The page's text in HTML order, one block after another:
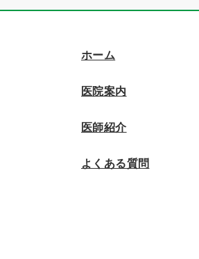
ホーム
医院案内
医師紹介
よくある質問